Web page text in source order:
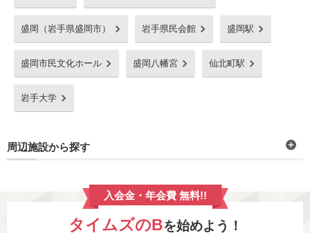
盛岡（岩手県盛岡市） 岩手県民会館 盛岡駅
盛岡市民文化ホール 盛岡八幡宮 仙北町駅
岩手大学
周辺施設から探す
入会金・年会費 無料!!
タイムズのBを始めよう！